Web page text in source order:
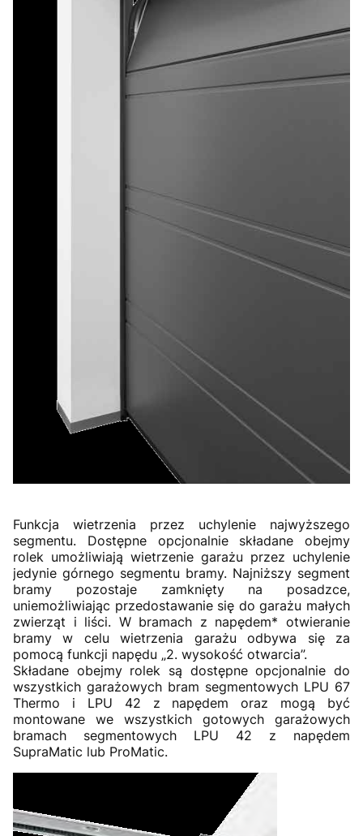
Funkcja wietrzenia przez uchylenie najwyższego
segmentu. Dostępne opcjonalnie składane obejmy
rolek umożliwiają wietrzenie garażu przez uchylenie
jedynie górnego segmentu bramy. Najniższy segment
bramy pozostaje zamknięty na posadzce,
uniemożliwiając przedostawanie się do garażu małych
zwierząt i liści. W bramach z napędem* otwieranie
bramy w celu wietrzenia garażu odbywa się za
pomocą funkcji napędu „2. wysokość otwarcia”.
Składane obejmy rolek są dostępne opcjonalnie do
wszystkich garażowych bram segmentowych LPU 67
Thermo i LPU 42 z napędem oraz mogą być
montowane we wszystkich gotowych garażowych
bramach segmentowych LPU 42 z napędem
SupraMatic lub ProMatic.